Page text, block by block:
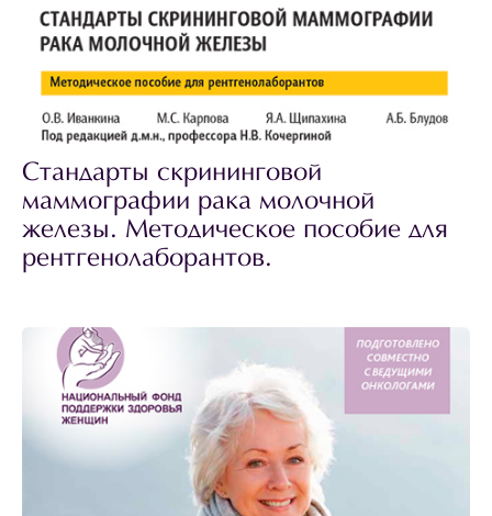
Стандарты скрининговой
маммографии рака молочной
железы. Методическое пособие для
рентгенолаборантов.